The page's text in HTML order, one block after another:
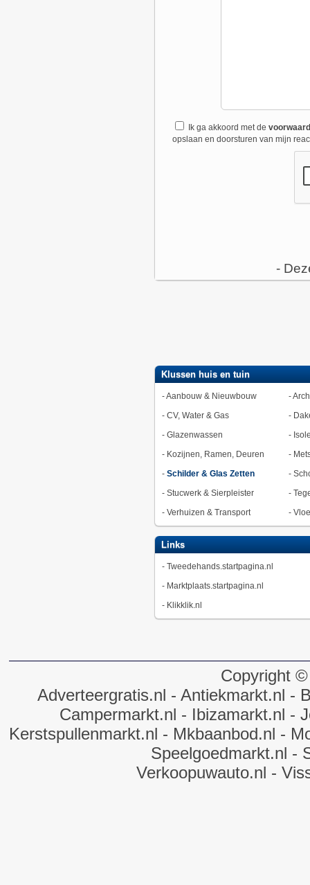
Ik ga akkoord met de
opslaan en doorsturen van mijn
-
Klussen huis en tuin
-Aanbouw & Nieuwbouw -
- CV, Water & Gas -
- Glazenwassen -
- Kozijnen, Ramen, Deuren -
- Schilder & Glas Zetten -
- Stucwerk & Sierpleister -
- Verhuizen & Transport -
Links
- Tweedehands.startpagina.nl
- Marktplaats.startpagina.nl
- Klikklik.nl
Copyright
Adverteergratis.nl - Antiekmarkt.nl -
Campermarkt.nl - Ibizamarkt.nl -
Kerstspullenmarkt.nl - Mkbaanbod.nl -
Speelgoedmarkt.nl -
Verkoopuwauto.nl -